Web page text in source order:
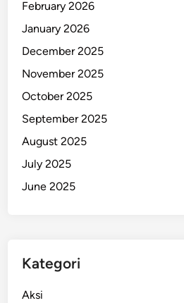
February 2026
January 2026
December 2025
November 2025
October 2025
September 2025
August 2025
July 2025
June 2025
Kategori
Aksi